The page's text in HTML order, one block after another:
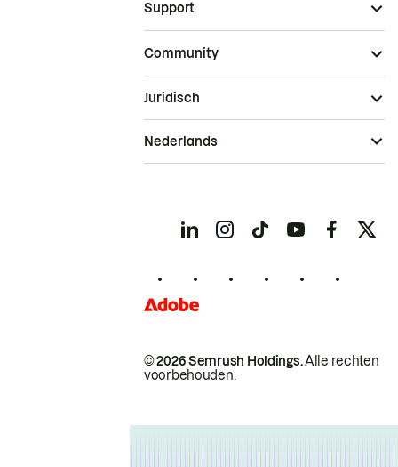
Support
Community
© 2026 Semrush Holdings.Alle rechten
voorbehouden.
Juridisch
Nederlands